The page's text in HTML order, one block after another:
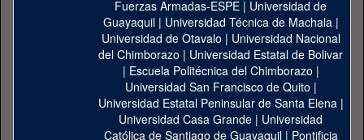
Fuerzas Armadas-ESPE | Universidad de
Guayaquil| Universidad Técnica de Machala|
Universidad de Otavalo | Universidad Nacional
del Chimborazo | Universidad Estatal de Bolivar
| Escuela Politécnica del Chimborazo |
Universidad San Francisco de Quito |
Universidad Estatal Peninsular de Santa Elena|
Universidad Casa Grande | Universidad
Católica de Santiago de Guayaquil| Pontificia